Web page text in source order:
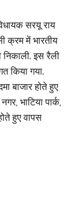
सरयू राय
क्रम में भारतीय
इस रैली
किया गया.
बाजार होते हुए
भाटिया पार्क,
हुए वापस